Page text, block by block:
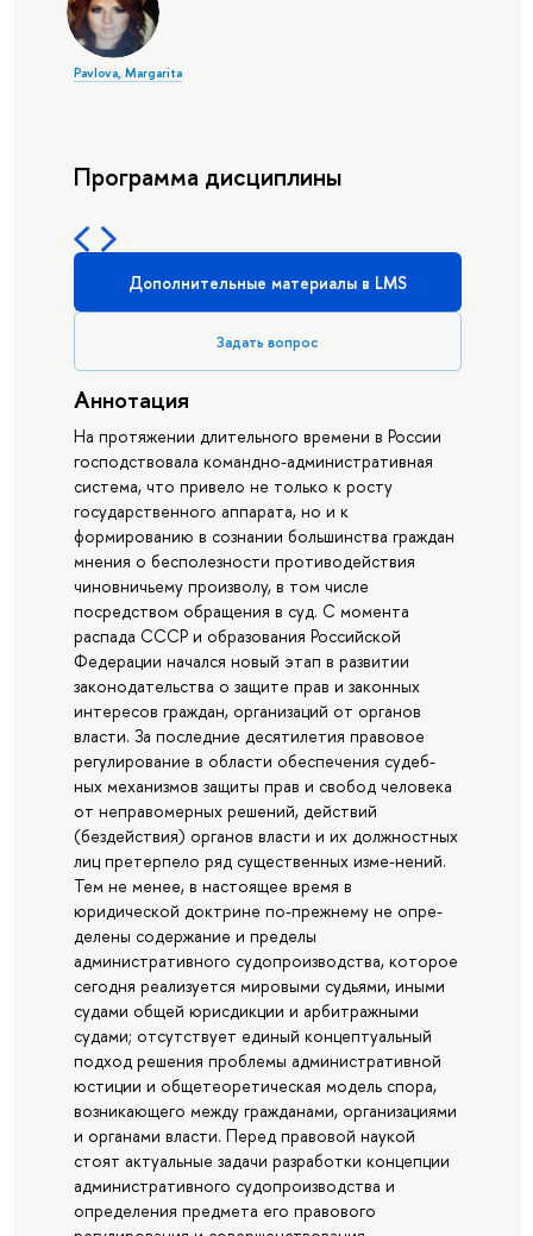
Pavlova, Margarita
Программа дисциплины
Дополнительные материалы в LMS
Задать вопрос
Аннотация
На протяжении длительного времени в России
господствовала командно-административная
система, что привело не только к росту
государственного аппарата, но и к
формированию в сознании большинства граждан
мнения о бесполезности противодействия
чиновничьему произволу, в том числе
посредством обращения в суд. С момента
распада СССР и образования Российской
Федерации начался новый этап в развитии
законодательства о защите прав и законных
интересов граждан, организаций от органов
власти. За последние десятилетия правовое
регулирование в области обеспечения судеб-
ных механизмов защиты прав и свобод человека
от неправомерных решений, действий
(бездействия) органов власти и их должностных
лиц претерпело ряд существенных изме-нений.
Тем не менее, в настоящее время в
юридической доктрине по-прежнему не опре-
делены содержание и пределы
административного судопроизводства, которое
сегодня реализуется мировыми судьями, иными
судами общей юрисдикции и арбитражными
судами; отсутствует единый концептуальный
подход решения проблемы административной
юстиции и общетеоретическая модель спора,
возникающего между гражданами, организациями
и органами власти. Перед правовой наукой
стоят актуальные задачи разработки концепции
административного судопроизводства и
определения предмета его правового